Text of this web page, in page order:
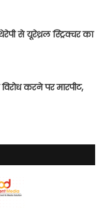
से यूरेथ्रल स्ट्रिक्चर का
करने पर मारपीट,